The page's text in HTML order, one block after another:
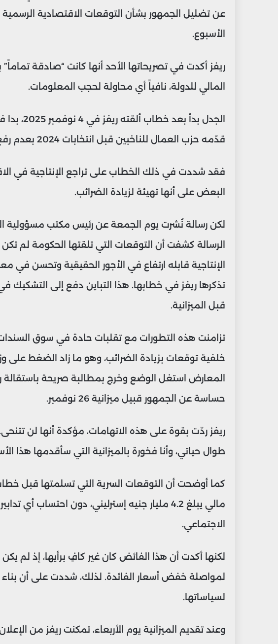
عن تضليل الجمهور بشأن التوقعات الاقتصادية الرسمية
الأسبوع.
ريفز أكدت في تصريحاتها الأحد أنها كانت “صادقة
المالي للدولة، نافياً أي محاولة لحجب المعلومات.
الجدل بدأ
قدّمه حزب العمال للناخبين قبل انتخابات 2024 بعدم رفع ضريبة الدخل.
فقد شددت في ذلك الخطاب على تراجع الإنتاجية في
البعض على أنها تهيئة لزيادة الضرائب.
لكن رسالة نُشرت يوم الجمعة عن رئيس مكتب مسؤولية
الرسالة كشفت أن التوقعات التي تلقتها الحكومة لم
الإنتاجية قابله ارتفاع في الأجور الحقيقية وتحسن
تذكرها ريفز في خطابها. هذا التباين دفع إلى
قبل الميزانية.
تزامنت هذه التطورات مع تقلبات حادة في سوق
خلفية توقعات بزيادة الضرائب، وهو ما زاد الضغط على
المعارض استغل الوضع وخرج بمطالبة صريحة باستقالة
حساسة عن الجمهور قبيل ميزانية 26 نوفمبر.
ريفز ردّت بقوة على هذه الاتهامات، مؤكدة أنها لن
طوال حياتي، وأنا فخورة بالميزانية التي سأقدمها هذا
مالي يبلغ 4.2 مليار جنيه إسترليني، دون احتساب
الاجتماعي.
لكنها أكدت أن هذا الفائض كان غير كافٍ برأيها، إذ لم يكن
لمواصلة خفض أسعار الفائدة. لذلك، شددت على أن
لسياساتها.
وعند تقديم الميزانية يوم الأربعاء، تمكنت ريفز من